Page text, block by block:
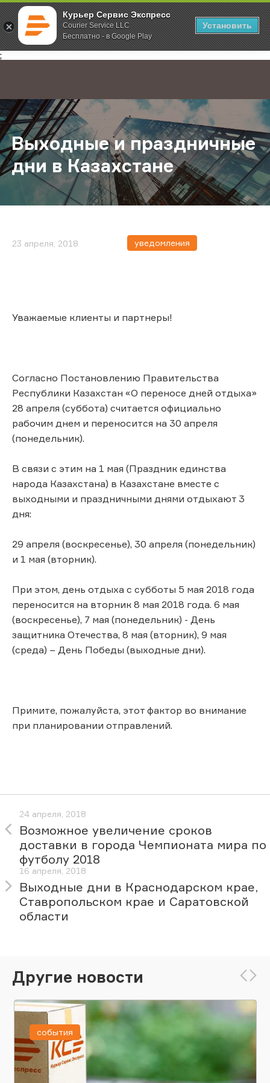
Курьер Сервис Экспресс
Courier Service LLC
Бесплатно - в Google Play
Установить
;
Главная О компании Новости Выходные и праздничные дни в
Выходные и праздничные
дни в Казахстане
23 апреля, 2018 уведомления
Уважаемые клиенты и партнеры!
Согласно Постановлению Правительства
Республики Казахстан «О переносе дней отдыха»
28 апреля (суббота) считается официально
рабочим днем и переносится на 30 апреля
(понедельник).
В связи с этим на 1 мая (Праздник единства
народа Казахстана) в Казахстане вместе с
выходными и праздничными днями отдыхают 3
дня:
29 апреля (воскресенье), 30 апреля (понедельник)
и 1 мая (вторник).
При этом, день отдыха с субботы 5 мая 2018 года
переносится на вторник 8 мая 2018 года. 6 мая
(воскресенье), 7 мая (понедельник) - День
защитника Отечества, 8 мая (вторник), 9 мая
(среда) – День Победы (выходные дни).
Примите, пожалуйста, этот фактор во внимание
при планировании отправлений.
24 апреля, 2018
Возможное увеличение сроков
доставки в города Чемпионата мира по
футболу 2018
16 апреля, 2018
Выходные дни в Краснодарском крае,
Ставропольском крае и Саратовской
области
Другие новости
события